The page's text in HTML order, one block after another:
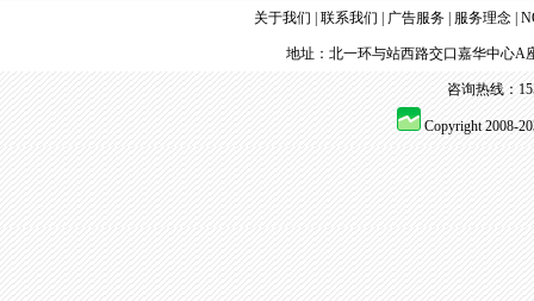
关于我们 联系我们 广告服务| 服务理念|
地址：北一环与站西路交口嘉华中心
咨询热线：
Copyright 2008-